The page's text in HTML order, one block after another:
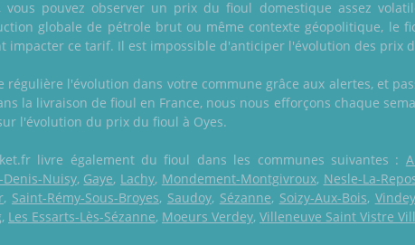
pouvez observer un prix du fioul domestique assez
globale de pétrole brut ou même contexte géopolitique, le
impacter ce tarif. Il est impossible d'anticiper l'évolution des prix
régulière l'évolution dans votre commune grâce aux alertes, et
la livraison de fioul en France, nous nous efforçons chaque
l'évolution du prix du fioul à Oyes.
livre également du fioul dans les communes suivantes :
Denis-Nuisy, Gaye, Lachy, Mondement-Montgivroux, Nesle-La-
, Saint-Rémy-Sous-Broyes, Saudoy, Sézanne, Soizy-Aux-Bois, Vindey
, Les Essarts-Lès-Sézanne, Moeurs Verdey, Villeneuve Saint Vistre Vill